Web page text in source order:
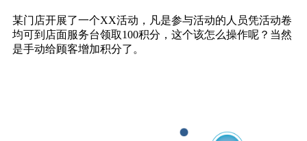
某门店开展了一个XX活动，凡是参与活动的人员凭活动卷
均可到店面服务台领取100积分，这个该怎么操作呢？当然
是手动给顾客增加积分了。